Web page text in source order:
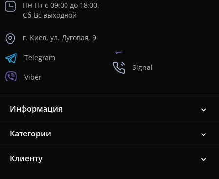
Пн-Пт с 09:00 до 18:00,
Сб-Вс выходной
г. Киев, ул. Луговая, 9
Telegram
Viber
Signal
Информация
Категории
Клиенту